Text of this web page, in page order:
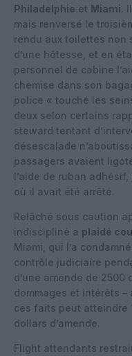
Philadelphie et Miami.
mais renversé le
rendu aux toilettes non
d’une hôtesse, et en
personnel de cabine
chemise dans son
police « touché les
deux selon certains
steward tentant
désescalade
passagers avaient
l’aide de ruban adhésif,
où il avait été arrêté.
Relâché sous caution
indiscipliné a plaidé
Miami, qui l’a
contrôle judiciaire
d’une amende de 2500
dommages et intérêts –
ces faits peut atteindre
dollars d’amende.
Flight attendants